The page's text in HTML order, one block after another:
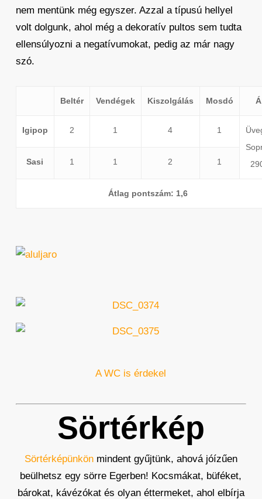
nem mentünk még egyszer. Azzal a típusú hellyel
volt dolgunk, ahol még a dekoratív pultos sem tudta
ellensúlyozni a negatívumokat, pedig az már nagy
szó.
Beltér Vendégek Kiszolgálás Mosdó
Igipop 2 1 4 1
Sasi 1 1 2 1
Átlag pontszám: 1,6
A WC is érdekel
Sörtérkép
Sörtérképünkönmindent gyűjtünk, ahová jóízűen
beülhetsz egy sörre Egerben! Kocsmákat, büféket,
bárokat, kávézókat és olyan éttermeket, ahol elbírja